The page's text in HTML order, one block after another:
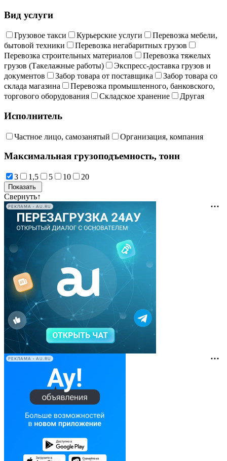
Вид услуги
Грузовое такси Курьерские услуги
Перевозка мебели,
бытовой техники
Перевозка негабаритных грузов
Перевозка строительных материалов
Перевозка тяжелых
грузов (Такелажные работы)
Экспресс-доставка грузов и
документов
Забор товара от поставщика
Забор товара со
склада магазина
Перевозка промышленного, банковского,
торгового оборудования
Складское хранение Другая
Исполнитель
Частное лицо, самозанятый Организация, компания
Максимальная грузоподъемность, тонн
3 1,5 5 10 20
Свернуть↑
РЕКЛАМА • AU.RU
РЕКЛАМА • AU.RU